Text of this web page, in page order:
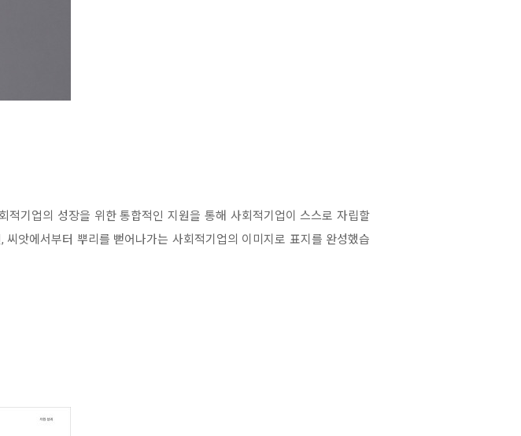
기업의 성장을 위한 통합적인 지원을 통해 사회적기업이 스스로 자립할
앗에서부터 뿌리를 뻗어나가는 사회적기업의 이미지로 표지를 완성했습